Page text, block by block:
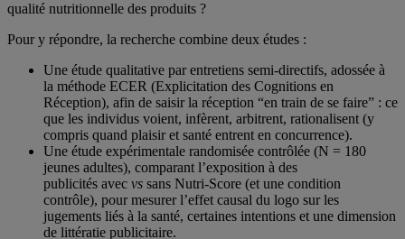
qualité nutritionnelle des produits ?
Pour y répondre, la recherche combine deux études :
Une étude qualitative par entretiens semi-directifs, adossée à
la méthode ECER (Explicitation des Cognitions en
Réception), afin de saisir la réception “en train de se faire” : ce
que les individus voient, infèrent, arbitrent, rationalisent (y
compris quand plaisir et santé entrent en concurrence).
Une étude expérimentale randomisée contrôlée (N = 180
jeunes adultes), comparant l’exposition à des
publicités avec vs sans Nutri-Score (et une condition
contrôle), pour mesurer l’effet causal du logo sur les
jugements liés à la santé, certaines intentions et une dimension
de littératie publicitaire.